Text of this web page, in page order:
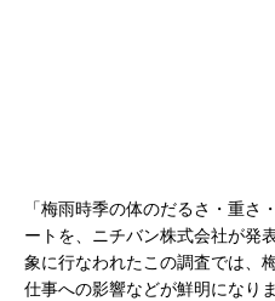
「梅雨時季の体のだるさ・重
ートを、ニチバン株式会社が発
象に行なわれたこの調査では、
仕事への影響などが鮮明になりま